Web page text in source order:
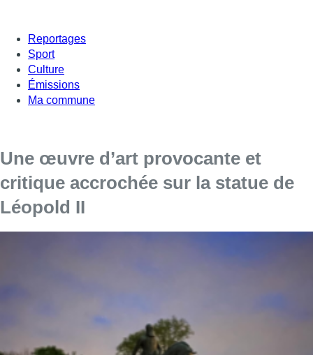
Reportages
Sport
Culture
Émissions
Ma commune
Une œuvre d’art provocante et
critique accrochée sur la statue de
Léopold II